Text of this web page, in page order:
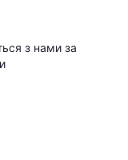
з нами за